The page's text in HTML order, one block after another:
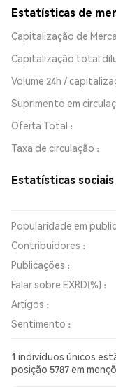
Estatísticas de
Capitalização de
Capitalização total
Volume 24h /
Suprimento em
Oferta Total
Taxa de circulação
Estatísticas sociais
Popularidade em
Contribuidores :
Publicações :
Falar sobre EXRD(%) :
Artigos :
Sentimento :
1 indivíduos únicos
posição 5787 em